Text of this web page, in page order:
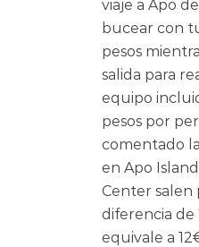
viaje a Apo
bucear con
pesos
salida para
equipo
pesos por
comentado
en Apo
Center salen
diferencia de
equivale a